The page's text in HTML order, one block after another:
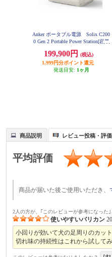
Anker ポータブル電源 Solix C200
0 Gen 2 Portable Power Station[容量
電時間 約99分/ ] A1783521
199,900円
(税込)
1,999円分ポイント還元
発送目安: 1ヶ月
商品説明 レビュー投稿・評
平均評価
商品が届いた後ご使用いただき、
2人の方が、｢このレビューが参考になった｣
使いやすいバリカン
小回りが効いて犬の足周りのカッ
切れ味の持続性はこれから試して